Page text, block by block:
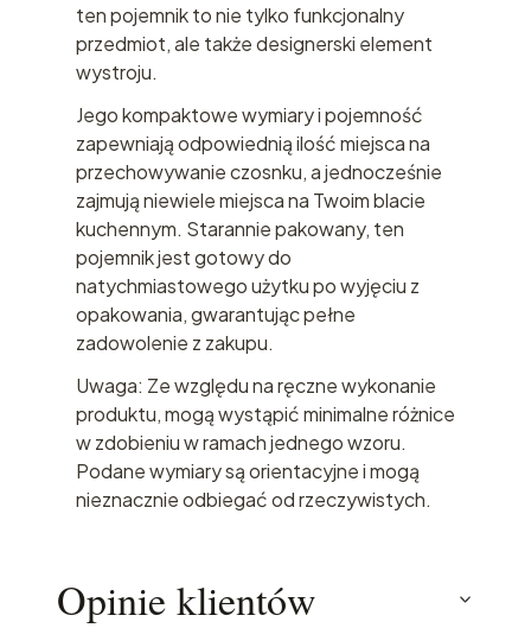
ten pojemnik to nie tylko funkcjonalny
przedmiot, ale także designerski element
wystroju.
Jego kompaktowe wymiary i pojemność
zapewniają odpowiednią ilość miejsca na
przechowywanie czosnku, a jednocześnie
zajmują niewiele miejsca na Twoim blacie
kuchennym. Starannie pakowany, ten
pojemnik jest gotowy do
natychmiastowego użytku po wyjęciu z
opakowania, gwarantując pełne
zadowolenie z zakupu.
Uwaga: Ze względu na ręczne wykonanie
produktu, mogą wystąpić minimalne różnice
w zdobieniu w ramach jednego wzoru.
Podane wymiary są orientacyjne i mogą
nieznacznie odbiegać od rzeczywistych.
Opinie klientów